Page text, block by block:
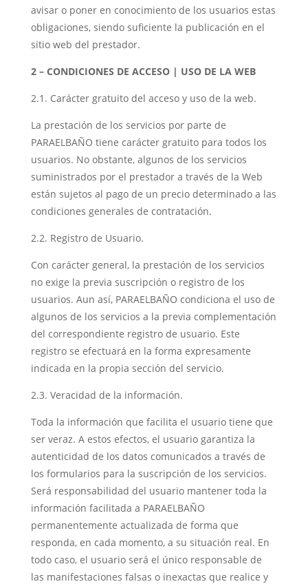
avisar o poner en conocimiento de los usuarios estas
obligaciones, siendo suficiente la publicación en el
sitio web del prestador.
2 – CONDICIONES DE ACCESO | USO DE LA WEB
2.1. Carácter gratuito del acceso y uso de la web.
La prestación de los servicios por parte de
PARAELBAÑO tiene carácter gratuito para todos los
usuarios. No obstante, algunos de los servicios
suministrados por el prestador a través de la Web
están sujetos al pago de un precio determinado a las
condiciones generales de contratación.
2.2. Registro de Usuario.
Con carácter general, la prestación de los servicios
no exige la previa suscripción o registro de los
usuarios. Aun así, PARAELBAÑO condiciona el uso de
algunos de los servicios a la previa complementación
del correspondiente registro de usuario. Este
registro se efectuará en la forma expresamente
indicada en la propia sección del servicio.
2.3. Veracidad de la información.
Toda la información que facilita el usuario tiene que
ser veraz. A estos efectos, el usuario garantiza la
autenticidad de los datos comunicados a través de
los formularios para la suscripción de los servicios.
Será responsabilidad del usuario mantener toda la
información facilitada a PARAELBAÑO
permanentemente actualizada de forma que
responda, en cada momento, a su situación real. En
todo caso, el usuario será el único responsable de
las manifestaciones falsas o inexactas que realice y